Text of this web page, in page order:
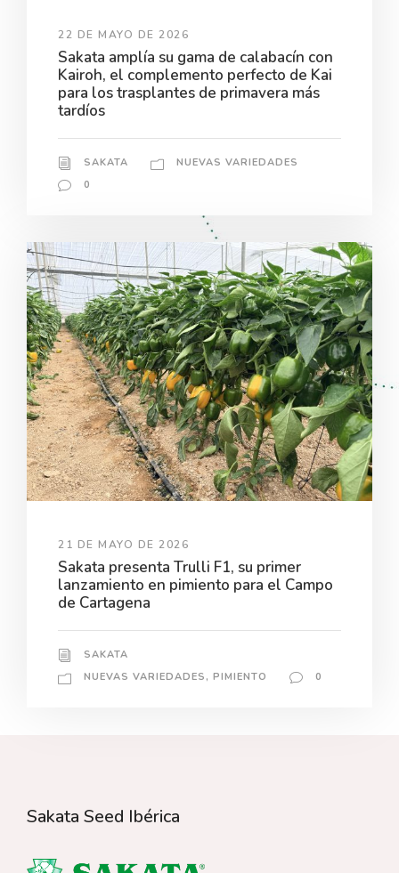
22 DE MAYO DE 2026
Sakata amplía su gama de calabacín con
Kairoh, el complemento perfecto de Kai
para los trasplantes de primavera más
tardíos
SAKATA
NUEVAS VARIEDADES
0
21 DE MAYO DE 2026
Sakata presenta Trulli F1, su primer
lanzamiento en pimiento para el Campo
de Cartagena
SAKATA
NUEVAS VARIEDADES , PIMIENTO 0
Sakata Seed Ibérica